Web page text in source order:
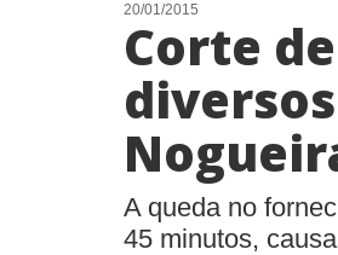
20/01/2015
Corte
A queda no
45 minutos,